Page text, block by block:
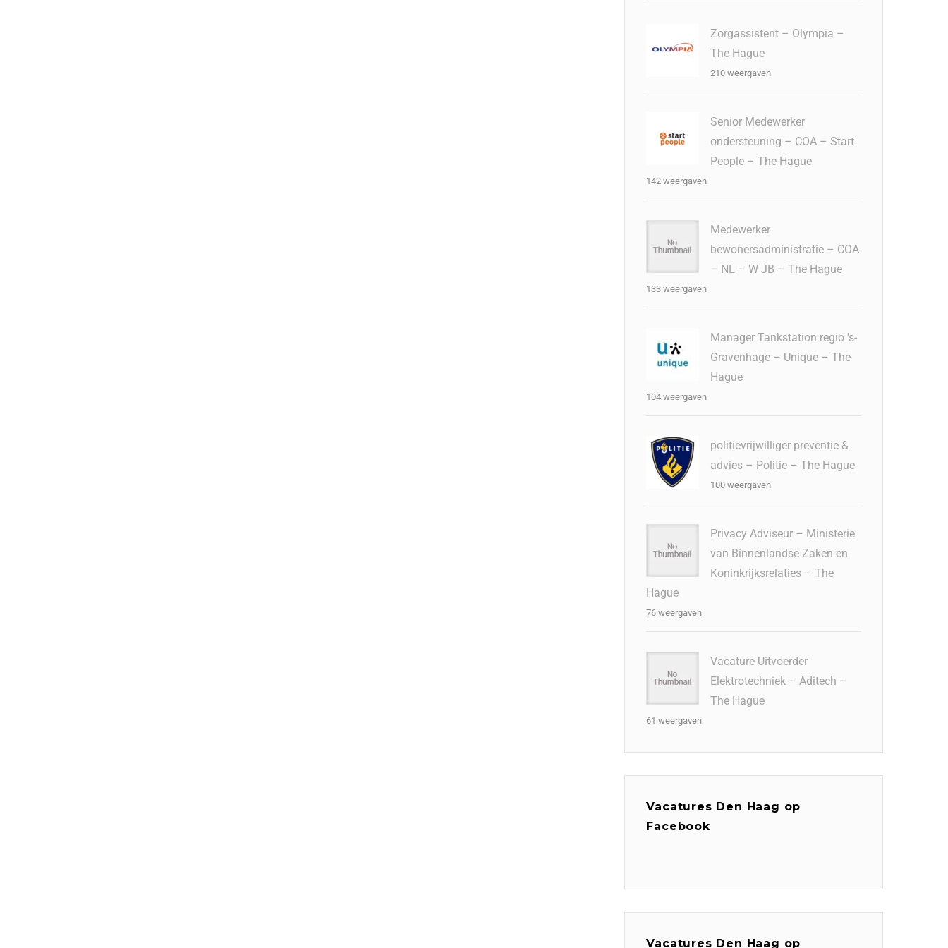
Zorgassistent – Olympia –
The Hague
210 weergaven
Senior Medewerker
ondersteuning – COA – Start
People – The Hague
142 weergaven
Medewerker
bewonersadministratie – COA
– NL – W JB – The Hague
133 weergaven
Manager Tankstation regio 's-
Gravenhage – Unique – The
Hague
104 weergaven
politievrijwilliger preventie &
advies – Politie – The Hague
100 weergaven
Privacy Adviseur – Ministerie
van Binnenlandse Zaken en
Koninkrijksrelaties – The
Hague
76 weergaven
Vacature Uitvoerder
Elektrotechniek – Aditech –
The Hague
61 weergaven
Vacatures Den Haag op
Facebook
Vacatures Den Haag op